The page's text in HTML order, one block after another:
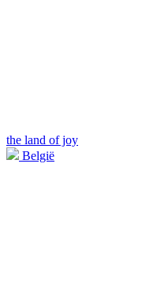
the land of joy
België